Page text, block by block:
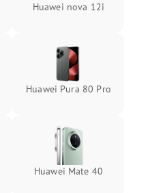
Huawei nova 12i
Huawei Pura 80 Pro
Huawei Mate 40